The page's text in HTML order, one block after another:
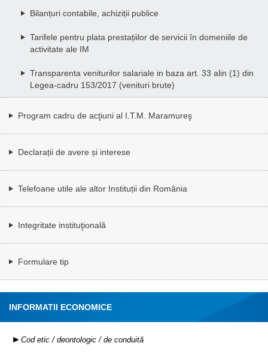
Bilanțuri contabile, achiziții publice
Tarifele pentru plata prestațiilor de servicii în domeniile de
activitate ale IM
Transparenta veniturilor salariale in baza art. 33 alin (1) din
Legea-cadru 153/2017 (venituri brute)
Program cadru de acţiuni al I.T.M. Maramureş
Declarații de avere și interese
Telefoane utile ale altor Instituții din România
Integritate instituţională
Formulare tip
INFORMATII ECONOMICE
► Cod etic / deontologic / de conduită